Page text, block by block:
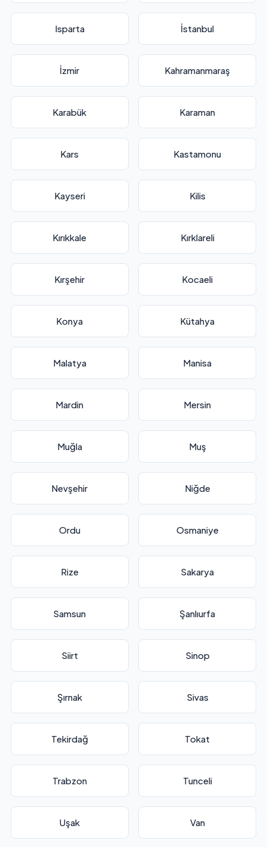
Isparta İstanbul
İzmir Kahramanmaraş
Karabük Karaman
Kars Kastamonu
Kayseri Kilis
Kırıkkale Kırklareli
Kırşehir Kocaeli
Konya Kütahya
Malatya Manisa
Mardin Mersin
Muğla Muş
Nevşehir Niğde
Ordu Osmaniye
Rize Sakarya
Samsun Şanlıurfa
Siirt Sinop
Şırnak Sivas
Tekirdağ Tokat
Trabzon Tunceli
Uşak Van